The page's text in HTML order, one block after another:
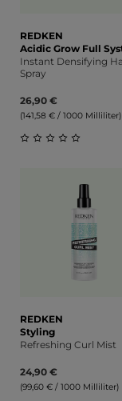
REDKEN
Acidic Grow Full
Instant Densifying
Spray
26,90 €
(141,58 € / 1000 Milliliter)
REDKEN
Styling
Refreshing Curl Mist
24,90 €
(99,60 € / 1000 Milliliter)